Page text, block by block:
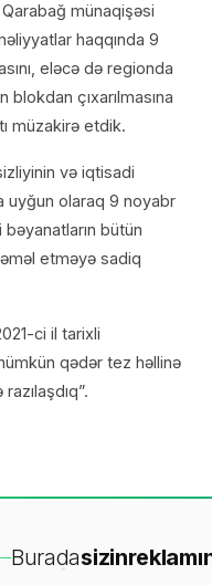
münaqişəsi
haqqında 9
eləcə də regionda
çıxarılmasına
müzakirə etdik.
və iqtisadi
uyğun olaraq 9 noyabr
bütün
əməl etməyə sadiq
ci il tarixli
qədər tez həllinə
Buradasizin